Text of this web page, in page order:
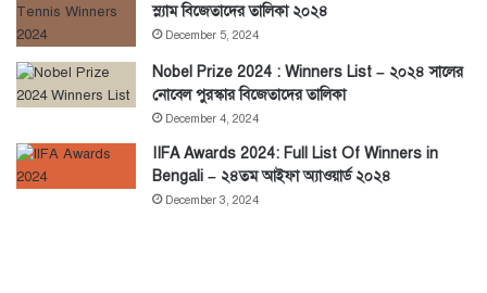
স্ল্যাম বিজেতাদের তালিকা ২০২৪
December 5, 2024
Nobel Prize 2024 : Winners List – ২০২৪ সালের
নোবেল পুরস্কার বিজেতাদের তালিকা
December 4, 2024
IIFA Awards 2024: Full List Of Winners in
Bengali – ২৪তম আইফা অ্যাওয়ার্ড ২০২৪
December 3, 2024